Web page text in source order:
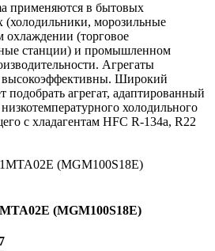
применяются в бытовых
(холодильники, морозильные
охлаждении (торговое
станции) и промышленном
Агрегаты
Широкий
подобрать агрегат, адаптированный
холодильного
с хладагентам HFC R-134a, R22
(MGM100S18E)